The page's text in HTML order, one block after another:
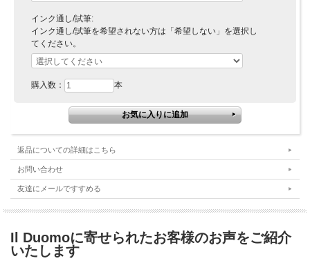
インク通し/試筆:
インク通し/試筆を希望されない方は「希望しない」を選択し
てください。
購入数： 本
返品についての詳細はこちら
お問い合わせ
友達にメールですすめる
Il Duomoに寄せられたお客様のお声をご紹介
いたします